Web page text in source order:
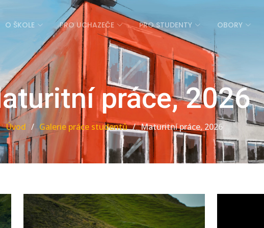
O ŠKOLE PRO UCHAZEČE PRO STUDENTY OBORY
práce, 2026
Úvod Galerie práce studentů Maturitní práce, 2026